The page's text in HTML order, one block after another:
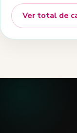
Ver total de